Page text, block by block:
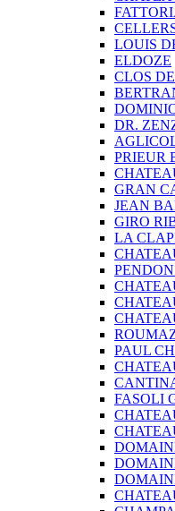
LOUIS
ELDOZE
CLOS
DR.
PRIEUR
GRAN
JEAN
GIRO
LA
PAUL
FASOLI